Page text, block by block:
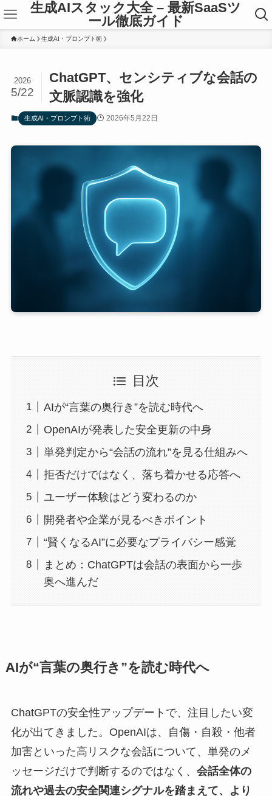
生成AIスタック大全 – 最新SaaSツ
ール徹底ガイド
ホーム 生成AI・プロンプト術
ChatGPT、センシティブな会話の
文脈認識を強化
2026
5/22
生成AI・プロンプト術 2026年5月22日
目次
AIが“言葉の奥行き”を読む時代へ
OpenAIが発表した安全更新の中身
単発判定から“会話の流れ”を見る仕組みへ
拒否だけではなく、落ち着かせる応答へ
ユーザー体験はどう変わるのか
開発者や企業が見るべきポイント
“賢くなるAI”に必要なプライバシー感覚
まとめ：ChatGPTは会話の表面から一歩
奥へ進んだ
AIが“言葉の奥行き”を読む時代へ
ChatGPTの安全性アップデートで、注目したい変
化が出てきました。OpenAIは、自傷・自殺・他者
加害といった高リスクな会話について、単発のメ
ッセージだけで判断するのではなく、 会話全体の
流れや過去の安全関連シグナルを踏まえて、より